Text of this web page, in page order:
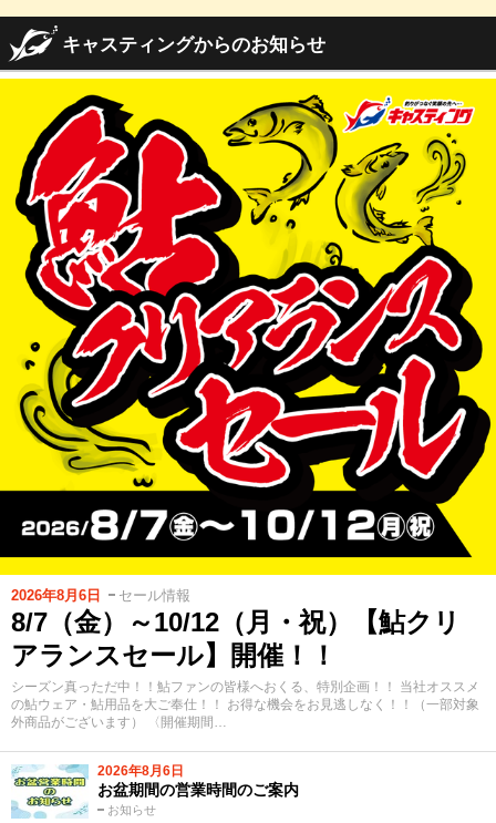
キャスティングからのお知らせ
2026年8月6日 セール情報
8/7（金）～10/12（月・祝）【鮎クリ
アランスセール】開催！！
シーズン真っただ中！！鮎ファンの皆様へおくる、特別企画！！ 当社オススメ
の鮎ウェア・鮎用品を大ご奉仕！！ お得な機会をお見逃しなく！！（一部対象
外商品がございます） 〈開催期間…
2026年8月6日
お知らせ
お盆期間の営業時間のご案内